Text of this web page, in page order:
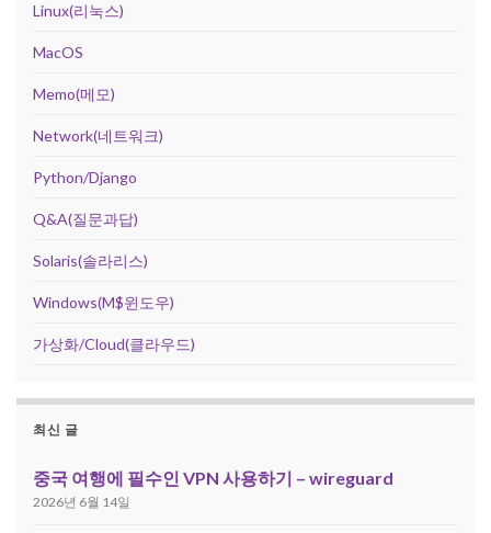
Linux(리눅스)
MacOS
Memo(메모)
Network(네트워크)
Python/Django
Q&A(질문과답)
Solaris(솔라리스)
Windows(M$윈도우)
가상화/Cloud(클라우드)
최신 글
중국 여행에 필수인 VPN 사용하기 – wireguard
2026년 6월 14일